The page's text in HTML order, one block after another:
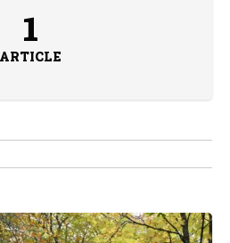
1
ARTICLE